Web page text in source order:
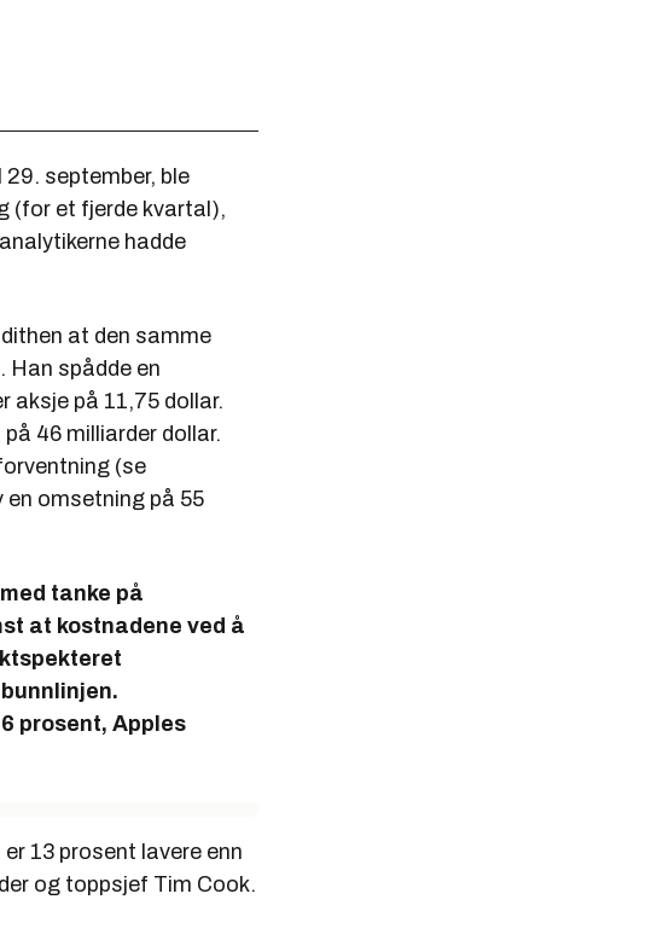
september, ble
(for et fjerde kvartal),
hadde
at den samme
Han spådde en
aksje på 11,75 dollar.
46 milliarder dollar.
(se
omsetning på 55
tanke på
at kostnadene ved å
prosent, Apples
13 prosent lavere enn
og toppsjef Tim Cook.